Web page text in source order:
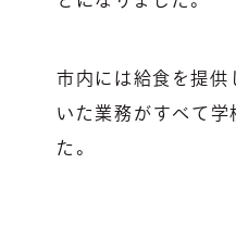
市内には給食を提供
いた業務がすべて学
た。